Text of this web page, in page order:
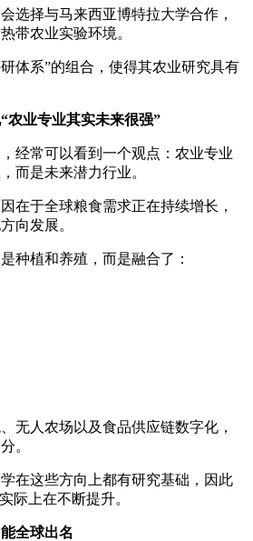
择与马来西亚博特拉大学合作，
带农业实验环境。
系”的组合，使得其农业研究具有
业专业其实未来很强”
常可以看到一个观点：农业专业
而是未来潜力行业。
于全球粮食需求正在持续增长，
向发展。
植和养殖，而是融合了：
人农场以及食品供应链数字化，
。
这些方向上都有研究基础，因此
际上在不断提升。
全球出名